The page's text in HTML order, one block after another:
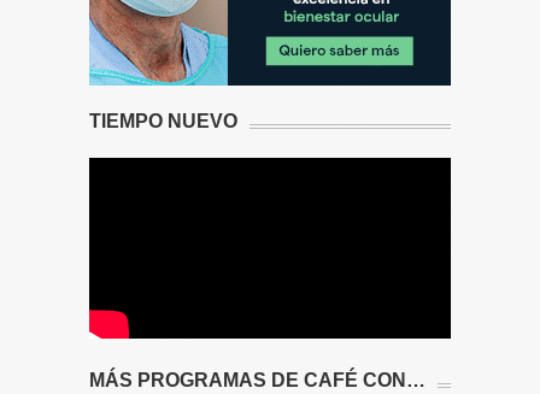
TIEMPO NUEVO
MÁS PROGRAMAS DE CAFÉ CON…